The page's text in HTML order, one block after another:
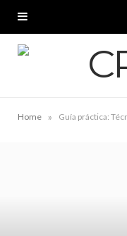
Home » Guía práctica: